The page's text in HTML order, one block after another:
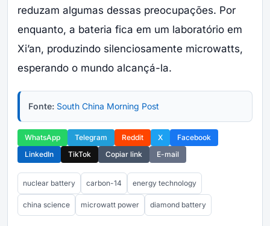
reduzam algumas dessas preocupações. Por
enquanto, a bateria fica em um laboratório em
Xi’an, produzindo silenciosamente microwatts,
esperando o mundo alcançá-la.
Fonte: South China Morning Post
WhatsApp Telegram Reddit X
Facebook
LinkedIn
TikTok Copiar link E-mail
nuclear battery carbon-14 energy technology
china science microwatt power diamond battery